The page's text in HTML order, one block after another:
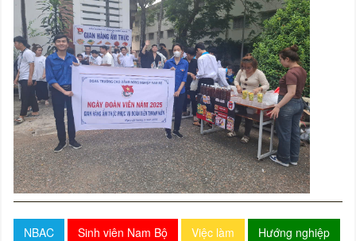
NBAC Sinh viên Nam Bộ Việc làm
Hướng nghiệp